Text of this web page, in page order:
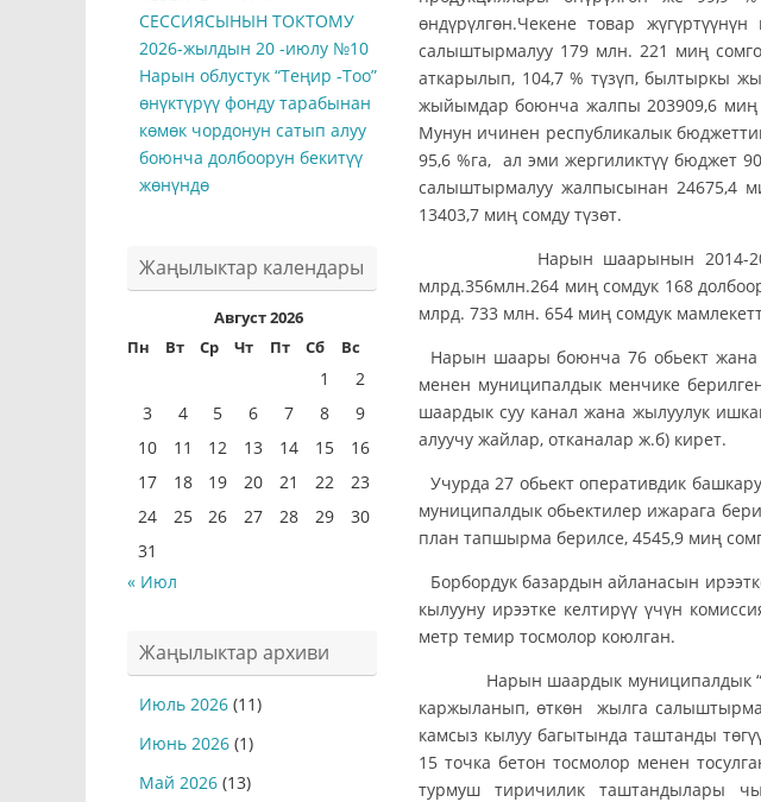
өндүрүлгөн.Чекене товар
салыштырмалуу 179 млн. 221 миң
аткарылып, 104,7 % түзүп, былтыркы
жыйымдар боюнча жалпы 203909,6 миң
Мунун ичинен республикалык
95,6 %га, ал эми жергиликтүү бюджет
салыштырмалуу жалпысынан 24675,4
13403,7 миң сомду түзөт.
Нарын шаарынын 2014-2017-
млрд.356млн.264 миң сомдук 168
млрд. 733 млн. 654 миң сомдук
Нарын шаары боюнча 76 обьект жана
менен муниципалдык менчике
шаардык суу канал жана жылуулук
алуучу жайлар, отканалар ж.б) кирет.
Учурда 27 обьект оперативдик
муниципалдык обьектилер ижарага
план тапшырма берилсе, 4545,9 миң
Борбордук базардын айланасын
кылууну ирээтке келтирүү үчүн
метр темир тосмолор коюлган.
Нарын шаардык муниципалдык
каржыланып, өткөн жылга
камсыз кылуу багытында таштанды
15 точка бетон тосмолор менен
турмуш тиричилик таштандылары
СЕССИЯСЫНЫН ТОКТОМУ
2026-жылдын 20 -июлу №10
Нарын облустук “Теңир -Тоо”
өнүктүрүү фонду тарабынан
көмөк чордонун сатып алуу
боюнча долбоорун бекитүү
жөнүндө
Жаңылыктар календары
Август 2026
Пн
Вт Ср Чт Пт Сб Вс
1
2
3
4 5 6 7 8
9
10
11 12 13 14 15
16
17
18 19 20 21 22
23
24
25 26 27 28 29
30
31
« Июл
Жаңылыктар архиви
Июль 2026 (11)
Июнь 2026 (1)
Май 2026 (13)